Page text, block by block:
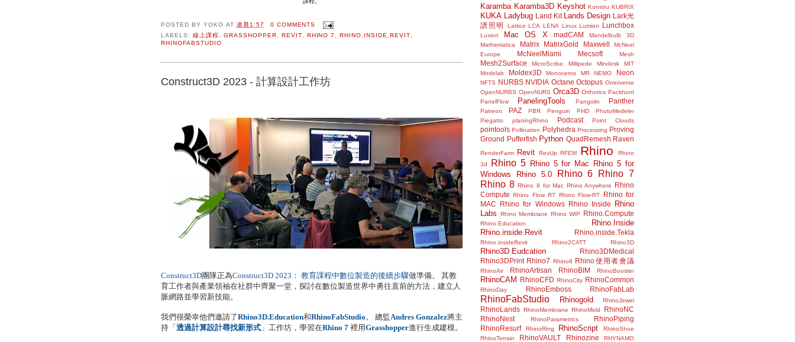
POSTED BY YOKO AT 凌晨1:57
0 COMMENTS
LABELS: 線上課程 GRASSHOPPER REVIT RHINO 7 ,RHINO.INSIDE.REVIT
RHINOFABSTUDIO
Construct3D 2023 - 計算設計工作坊
Construct3D團隊正為 Construct3D 2023： 教育課程中數位製造的後續步驟做準備。 其教
育工作者與產業領袖在社群中齊聚一堂，探討在數位製造世界中勇往直前的方法，建立人
脈網路並學習新技能。
我們很榮幸他們邀請了Rhino3D.Education和RhinoFabStudio 。 總監Andres Gonzalez將主
持「透過計算設計尋找新形式 」工作坊，學習在Rhino 7 裡用Grasshopper進行生成建模。
Karamba Karamba3D Keyshot Konstru KUBRIX
KUKA Ladybug Land Kit Lands Design Lark光
譜照明
Lattice LCA LENA Linux Lumion Lunchbox
Luxion Mac OS X madCAM
Mandelbulb 3D
Mathematica
Matrix MatrixGold Maxwell
McNeel
Europe
McNeelMiami Mecsoft Mesh
Mesh2Surface MicroScribe Millipede Mindesk
MIT
Modelab
Moldex3D Monoceros MR NEMO Neon
NFTS NURBS NVIDIA Octane Octopus Omniverse
OpenNURBS OpenNURS Orca3D Orthotics Packhunt
PanelFlow
PanelingTools Pangolin Panther
Patreon PAZ PBR Penguin PHD
PhotoMedeler
Piegatto
planingRhino Podcast Point Clouds
pointools Pollination Polyhedra Processing Proving
Ground Pufferfish Python QuadRemesh Raven
RenderFarm Revit RevUp RFEM Rhino
Rhino
3d
Rhino 5 Rhino 5 for Mac
Rhino 5 for
Windows
Rhino 5.0 Rhino 6
Rhino 7
Rhino 8 Rhino 8 for Mac Rhino Anywhere
Rhino
Compute Rhino Flow RT Rhino Flow-RT
Rhino for
MAC
Rhino for Windows Rhino Inside
Rhino
Labs
Rhino Membrane Rhino WIP Rhino.Compute
Rhino.Education
Rhino.Inside
Rhino.inside.Revit
Rhino.inside.Tekla
Rhino.insideRevit Rhino2CATT Rhino3D
Rhino3D.Eudcation
Rhino3DMedical
Rhino3DPrint Rhino7 Rhino8 Rhino使用者會議
RhinoAir RhinoArtisan RhinoBIM RhinoBooster
RhinoCAM RhinoCFD RhinoCity RhinoCommon
RhinoDay RhinoEmboss RhinoFabLab
RhinoFabStudio Rhinogold RhinoJewel
RhinoLands RhinoMembrane RhinoMold
RhinoNC
RhinoNest
RhinoParametrics
RhinoPiping
RhinoResurf
RhinoRing RhinoScript
RhinoShoe
RhinoTerrain
RhinoVAULT Rhinozine RHYNAMO